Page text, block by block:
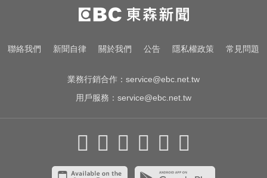
快訊／方志友、楊銘威離婚 「無法
再做情人、永遠是家人」
NBA／獨行俠、火箭10月登陸澳
聯絡我們 新聞自律 關於我們 公告 隱私權政策 常見問題
業務行銷合作： service@ebc.net.tw
用戶服務： service@ebc.net.tw